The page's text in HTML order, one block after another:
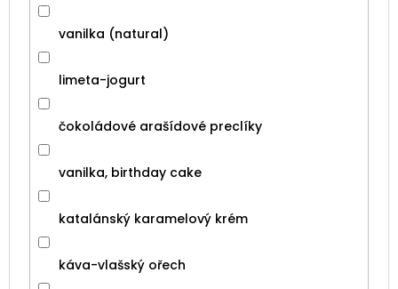
vanilka (natural)
limeta-jogurt
čokoládové arašídové preclíky
vanilka, birthday cake
katalánský karamelový krém
káva-vlašský ořech